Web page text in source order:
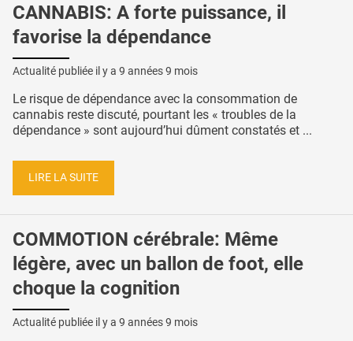
CANNABIS: A forte puissance, il
favorise la dépendance
Actualité publiée il y a 9 années 9 mois
Le risque de dépendance avec la consommation de
cannabis reste discuté, pourtant les « troubles de la
dépendance » sont aujourd’hui dûment constatés et ...
LIRE LA SUITE
COMMOTION cérébrale: Même
légère, avec un ballon de foot, elle
choque la cognition
Actualité publiée il y a 9 années 9 mois